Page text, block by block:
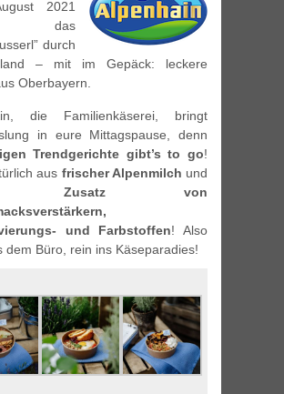
2021
das
durch
– mit im Gepäck: leckere
Oberbayern.
die Familienkäserei, bringt
in eure Mittagspause, denn
Trendgerichte gibt’s to go!
aus frischer Alpenmilch und
Zusatz von
und Farbstoffen! Also
dem Büro, rein ins Käseparadies!